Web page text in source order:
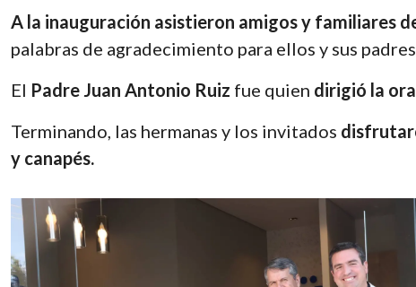
A la inauguración asistieron amigos y familiares
palabras de agradecimiento para ellos y sus
El Padre Juan Antonio Ruiz fue quien dirigió la
Terminando, las hermanas y los invitados
y canapés.